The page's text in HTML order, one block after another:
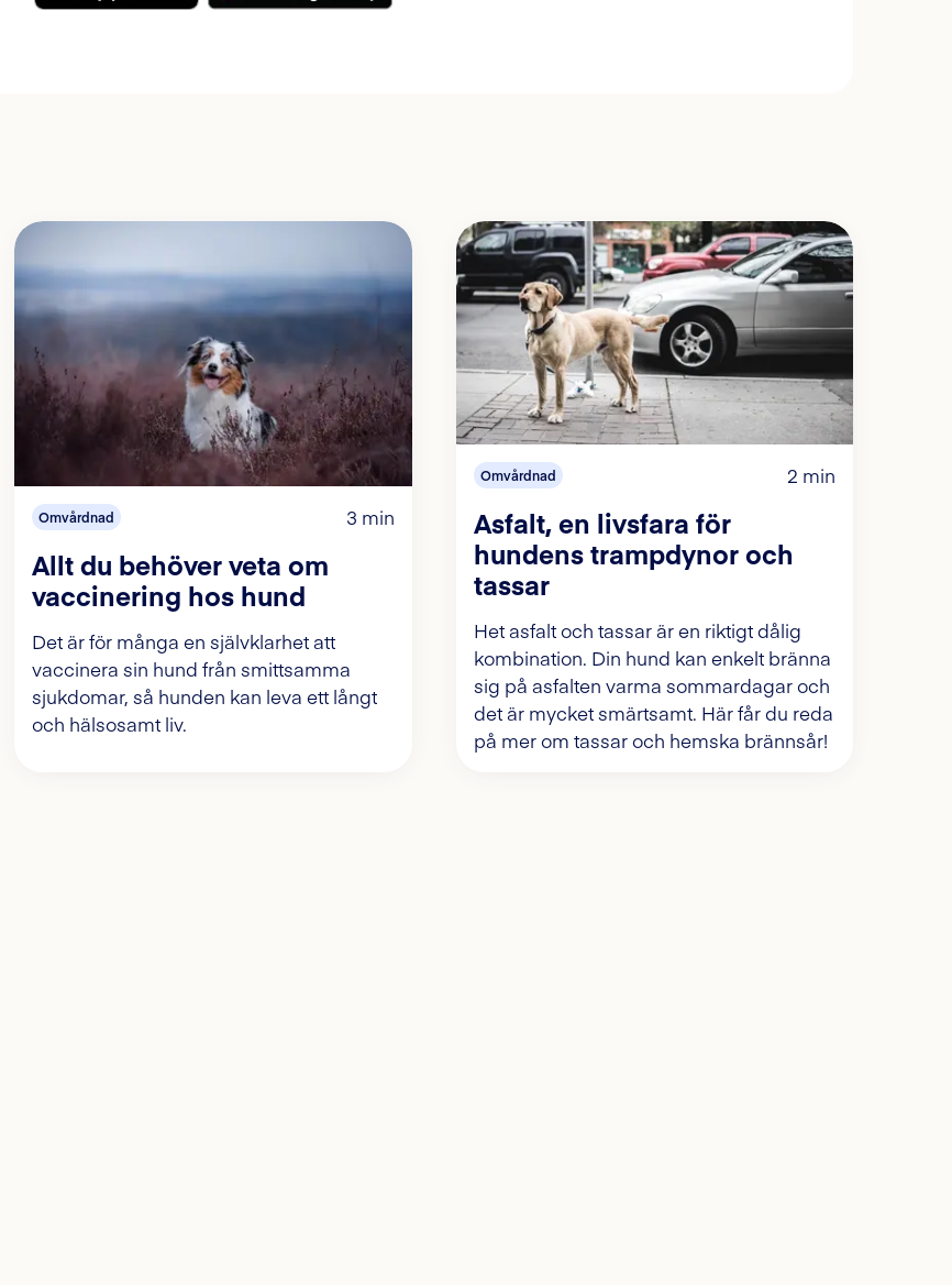
Omvårdnad 3 min
Allt du behöver veta om
vaccinering hos hund
Det är för många en självklarhet att
vaccinera sin hund från smittsamma
sjukdomar, så hunden kan leva ett långt
och hälsosamt liv.
Omvårdnad 2 min
Asfalt, en livsfara för
hundens trampdynor och
tassar
Het asfalt och tassar är en riktigt dålig
kombination. Din hund kan enkelt bränna
sig på asfalten varma sommardagar och
det är mycket smärtsamt. Här får du reda
på mer om tassar och hemska brännsår!